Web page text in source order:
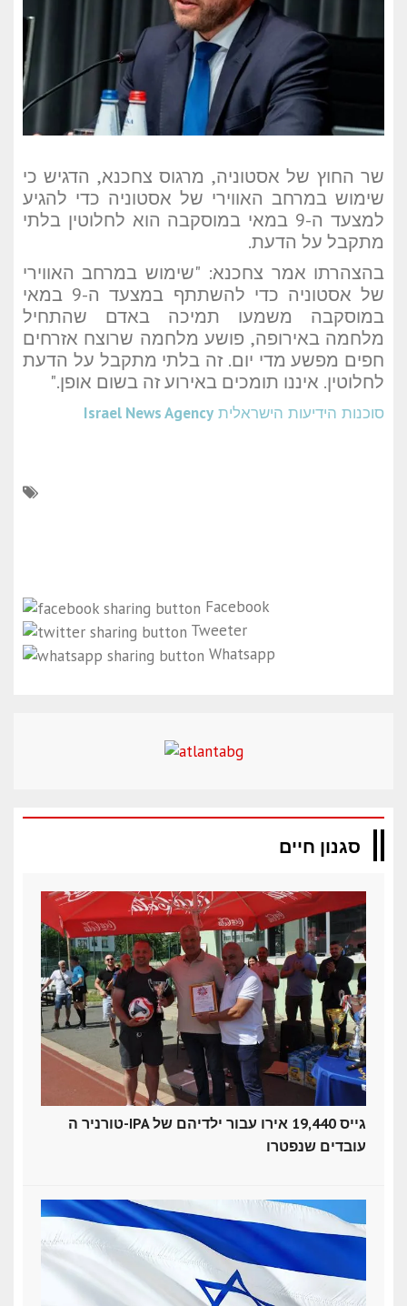
שר החוץ של אסטוניה, מרגוס צחכנא, הדגיש כי
שימוש במרחב האווירי של אסטוניה כדי להגיע
למצעד ה-9 במאי במוסקבה הוא לחלוטין בלתי
מתקבל על הדעת.
בהצהרתו אמר צחכנא: "שימוש במרחב האווירי
של אסטוניה כדי להשתתף במצעד ה-9 במאי
במוסקבה משמעו תמיכה באדם שהתחיל
מלחמה באירופה, פושע מלחמה שרוצח אזרחים
חפים מפשע מדי יום. זה בלתי מתקבל על הדעת
לחלוטין. איננו תומכים באירוע זה בשום אופן."
סוכנות הידיעות הישראלית Israel News Agency
Facebook
Tweeter
Whatsapp
סגנון חיים
טורניר ה-IPA גייס 19,440 אירו עבור ילדיהם של
עובדים שנפטרו